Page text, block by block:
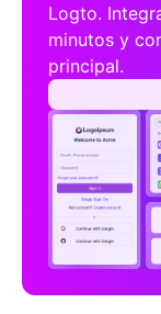
Logto.
minutos y
principal.